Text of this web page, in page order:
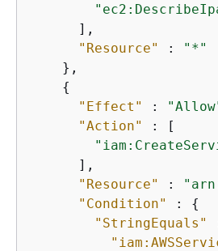
      ],
"Resource"
:
"*"
    },
{
"Effect"
:
"Action"
: [
      ],
"Resource"
:
"Condition"
: {
"StringEquals"